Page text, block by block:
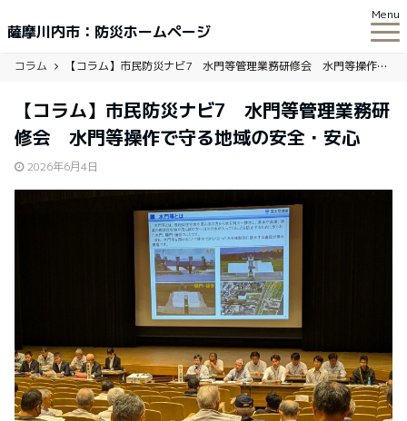
薩摩川内市：防災ホームページ
Menu
コラム 【コラム】市民防災ナビ7 水門等管理業務研修会 水門等操作で守る地域の安全・安心
【コラム】市民防災ナビ7 水門等管理業務研
修会 水門等操作で守る地域の安全・安心
2026年6月4日